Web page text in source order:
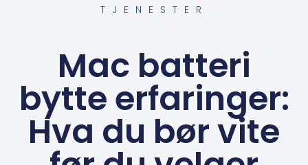
TJENESTER
Mac batteri
bytte erfaringer:
Hva du bør vite